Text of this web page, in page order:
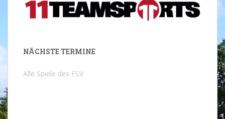
NÄCHSTE TERMINE
Alle Spiele des FSV